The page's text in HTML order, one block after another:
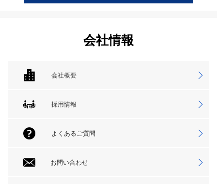
会社情報
会社概要
採用情報
よくあるご質問
お問い合わせ